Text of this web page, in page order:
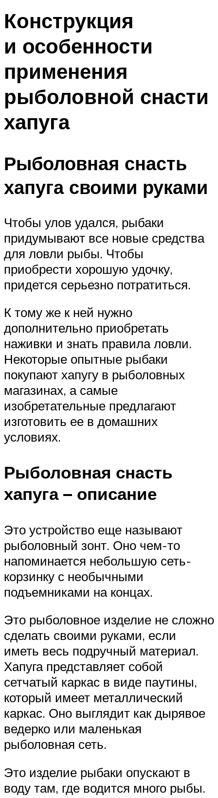
Конструкция
и особенности
применения
рыболовной снасти
хапуга
Рыболовная снасть
хапуга своими руками
Чтобы улов удался, рыбаки
придумывают все новые средства
для ловли рыбы. Чтобы
приобрести хорошую удочку,
придется серьезно потратиться.
К тому же к ней нужно
дополнительно приобретать
наживки и знать правила ловли.
Некоторые опытные рыбаки
покупают хапугу в рыболовных
магазинах, а самые
изобретательные предлагают
изготовить ее в домашних
условиях.
Рыболовная снасть
хапуга – описание
Это устройство еще называют
рыболовный зонт. Оно чем-то
напоминается небольшую сеть-
корзинку с необычными
подъемниками на концах.
Это рыболовное изделие не сложно
сделать своими руками, если
иметь весь подручный материал.
Хапуга представляет собой
сетчатый каркас в виде паутины,
который имеет металлический
каркас. Оно выглядит как дырявое
ведерко или маленькая
рыболовная сеть.
Это изделие рыбаки опускают в
воду там, где водится много рыбы.